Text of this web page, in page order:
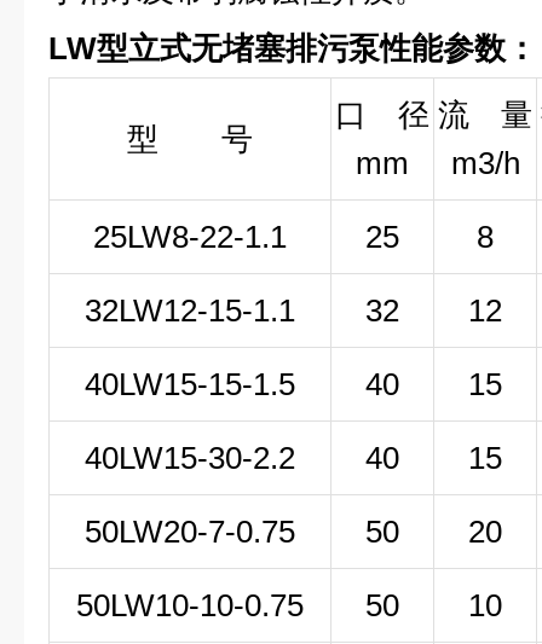
LW型立式无堵塞排污泵性能参数：
型 号
口 径
mm
流 量
m3/h
25LW8-22-1.1 25 8
32LW12-15-1.1 32 12
40LW15-15-1.5 40 15
40LW15-30-2.2 40 15
50LW20-7-0.75 50 20
50LW10-10-0.75 50 10